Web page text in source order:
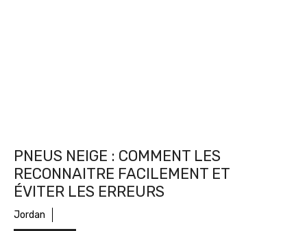
PNEUS NEIGE : COMMENT LES
RECONNAITRE FACILEMENT ET
ÉVITER LES ERREURS
Jordan